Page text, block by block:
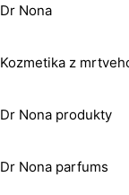
Dr Nona
Kozmetika z
Dr Nona produkty
Dr Nona parfums